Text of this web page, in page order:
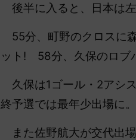
後半に入ると、日本は
55分、町野のクロスに
ット! 58分、久保のロブ
久保は1ゴール・2アシ
終予選では最年少出場に
また佐野航大が交代出